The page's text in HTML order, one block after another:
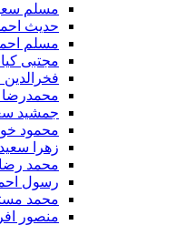
مسلم
حدیث
مسلم
مجتبی
فخرالدین
جمشید
محمود
زهرا
محمد رضا
رسول
محمد
منصور